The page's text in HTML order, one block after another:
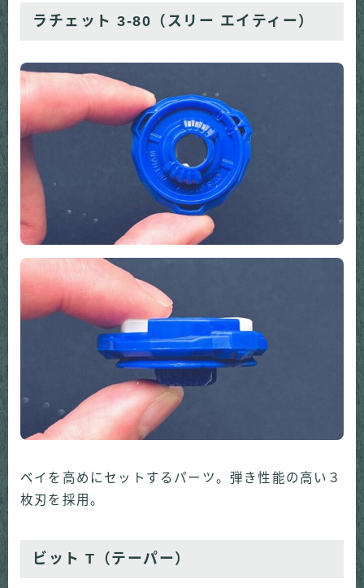
ラチェット 3-80（スリー エイティー）
ベイを高めにセットするパーツ。弾き性能の高い３
枚刃を採用。
ビット T（テーパー）